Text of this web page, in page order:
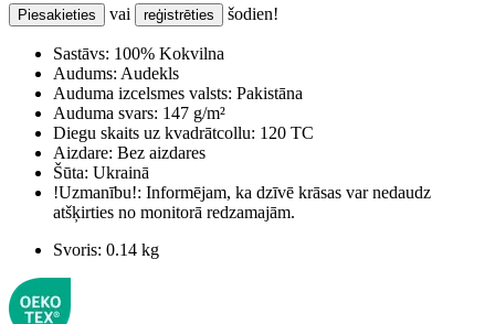
Piesakieties vai reģistrēties šodien!
Sastāvs: 100% Kokvilna
Audums: Audekls
Auduma izcelsmes valsts: Pakistāna
Auduma svars: 147 g/m²
Diegu skaits uz kvadrātcollu: 120 TC
Aizdare: Bez aizdares
Šūta: Ukrainā
!Uzmanību!: Informējam, ka dzīvē krāsas var nedaudz
atšķirties no monitorā redzamajām.
Svoris: 0.14 kg